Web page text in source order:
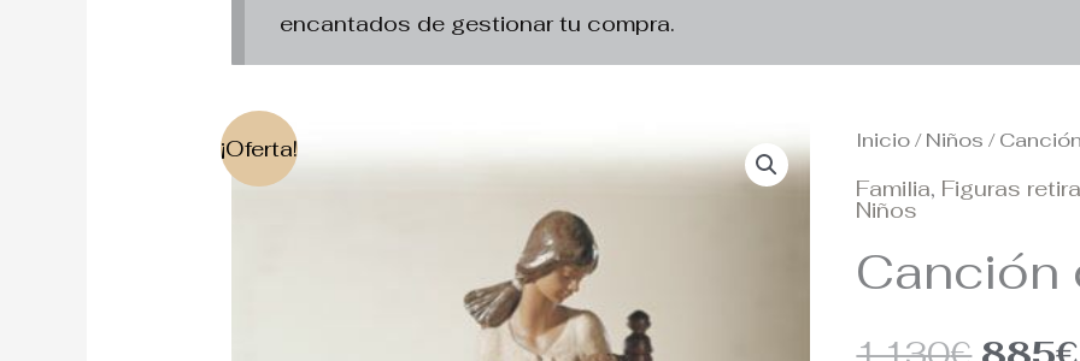
encantados de gestionar tu compra.
¡Oferta! Inicio/Niños /
Familia, Figuras
Niños
Canción
El
era: